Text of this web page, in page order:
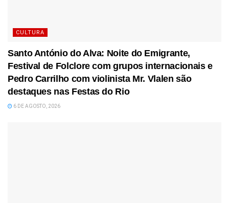
CULTURA
Santo António do Alva: Noite do Emigrante,
Festival de Folclore com grupos internacionais e
Pedro Carrilho com violinista Mr. Vlalen são
destaques nas Festas do Rio
6 DE AGOSTO, 2026